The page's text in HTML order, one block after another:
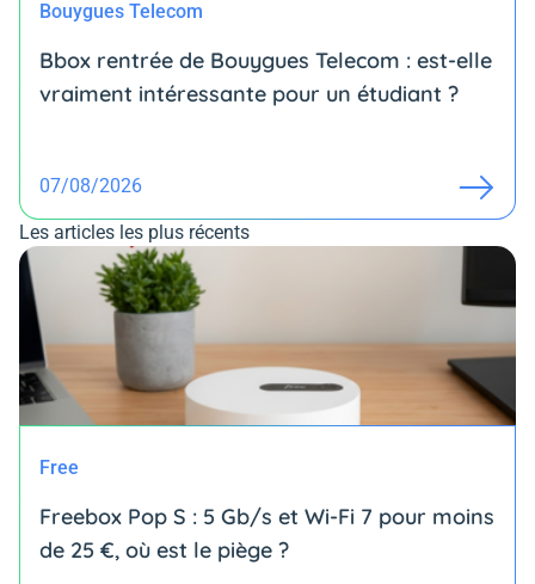
Bouygues Telecom
Bbox rentrée de Bouygues Telecom : est-elle
vraiment intéressante pour un étudiant ?
07/08/2026
Les articles les plus récents
Free
Freebox Pop S : 5 Gb/s et Wi-Fi 7 pour moins
de 25 €, où est le piège ?